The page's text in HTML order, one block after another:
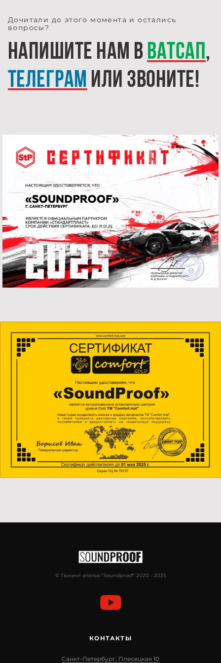
Дочитали до этого момента и остались
вопросы?
Напишите нам в Ватсап,
Телеграм или звоните!
© Тюнинг-ателье "Soundproof" 2020 - 2025
КОНТАКТЫ
Санкт-Петербург, Плесецкая 10